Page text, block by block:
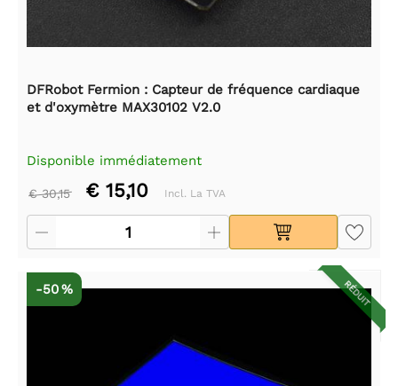
DFRobot Fermion : Capteur de fréquence cardiaque
et d'oxymètre MAX30102 V2.0
Disponible immédiatement
€ 30,15 € 15,10 Incl. La TVA
RÉDUIT
-50 %